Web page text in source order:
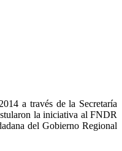
a través de la Secretaría
la iniciativa al FNDR
del Gobierno Regional